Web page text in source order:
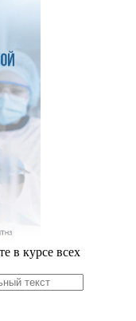
в курсе всех